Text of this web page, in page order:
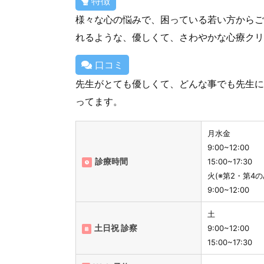
様々な心の悩みで、困っている若い方から
れるような、優しくて、さわやかな心療ク
口コミ
先生がとても優しくて、どんな事でも先生
ってます。
診療時間
月水金
9:00~12:00
15:00~17:30
火(※第2・第4
9:00~12:00
土日祝 診察
土
9:00~12:00
15:00~17:30